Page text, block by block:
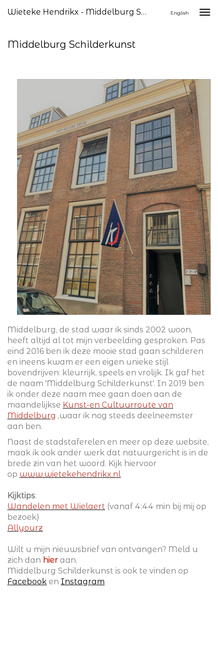
Wieteke Hendrikx - Middelburg Schilderkunst English
Middelburg Schilderkunst
Middelburg, de stad waar ik sinds 2002 woon,
heeft altijd al tot mijn verbeelding gesproken. Pas
eind 2016 ben ik deze mooie stad gaan schilderen
en ineens kwam er een eigen unieke stijl
bovendrijven: kleurrijk, speels en vrolijk. Ik gaf het
de naam 'Middelburg Schilderkunst'. In 2019 ben
ik onder deze naam mee gaan doen aan de
maandelijkse Kunst-en Cultuurroute van
Middelburg ,waar ik nog steeds deelneemster
aan ben.
Naast de stadstaferelen en meer op deze website,
maak ik ook ander werk dat natuurgericht is in de
brede zin van het woord. Kijk hiervoor
op www.wietekehendrikx.nl
Kijktips:
Wandelen met Wielaert (vanaf 4:44 min bij mij op
bezoek)
Allyourz
Wilt u mijn nieuwsbrief van ontvangen? Meld u
zich dan hier aan.
Middelburg Schilderkunst is ook te vinden op
Facebook en Instagram